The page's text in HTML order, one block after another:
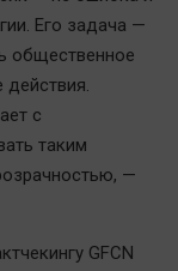
Его задача —
общественное
с
таким
—
GFCN